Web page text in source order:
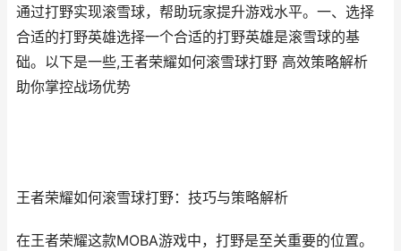
通过打野实现滚雪球，帮助玩家提升游戏水平。一、选择
合适的打野英雄选择一个合适的打野英雄是滚雪球的基
础。以下是一些,王者荣耀如何滚雪球打野 高效策略解析
助你掌控战场优势
王者荣耀如何滚雪球打野：技巧与策略解析
在王者荣耀这款MOBA游戏中，打野是至关重要的位置。